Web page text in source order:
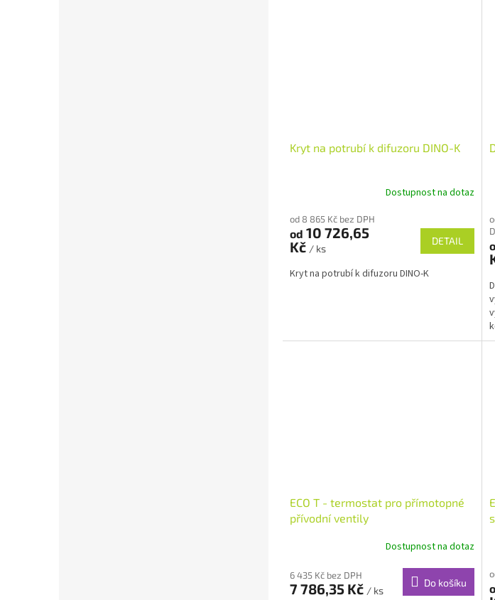
Kryt na potrubí k difuzoru DINO-K
Dostupnost na dotaz
od 8 865 Kč bez DPH
od 10 726,65
Kč / ks
DETAIL
Kryt na potrubí k difuzoru DINO-K
ECO T - termostat pro přímotopné
přívodní ventily
Dostupnost na dotaz
6 435 Kč bez DPH
7 786,35 Kč / ks
Do košíku